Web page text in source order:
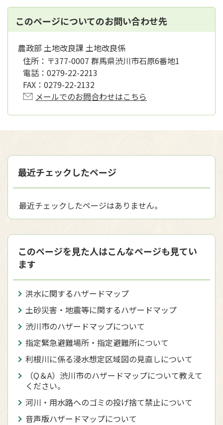
このページについてのお問い合わせ先
農政部 土地改良課 土地改良係
住所： 〒377-0007 群馬県渋川市石原6番地1
電話： 0279-22-2213
FAX： 0279-22-2132
メールでのお問合わせはこちら
最近チェックしたページ
最近チェックしたページはありません。
このページを見た人はこんなページも見てい
ます
洪水に関するハザードマップ
土砂災害・地震等に関するハザードマップ
渋川市のハザードマップについて
指定緊急避難場所・指定避難所について
利根川に係る浸水想定区域図の見直しについて
（Q＆A）渋川市のハザードマップについて教えて
ください。
河川・用水路へのゴミの投げ捨て禁止について
音声版ハザードマップについて